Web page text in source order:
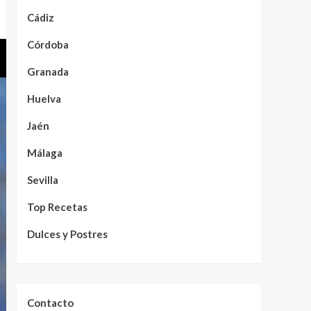
Cádiz
Córdoba
Granada
Huelva
Jaén
Málaga
Sevilla
Top Recetas
Dulces y Postres
Contacto